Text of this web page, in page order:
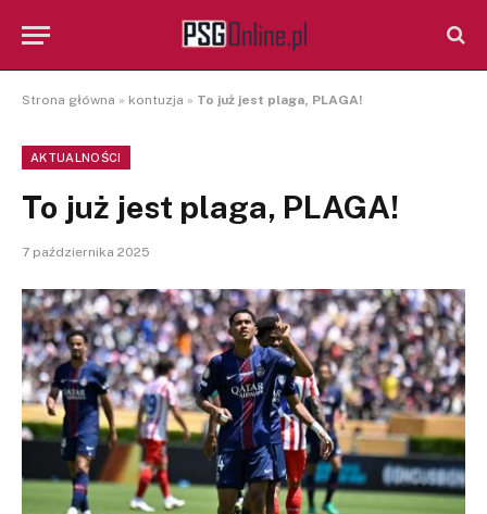
Strona główna » kontuzja » To już jest plaga, PLAGA!
AKTUALNOŚCI
To już jest plaga, PLAGA!
7 października 2025